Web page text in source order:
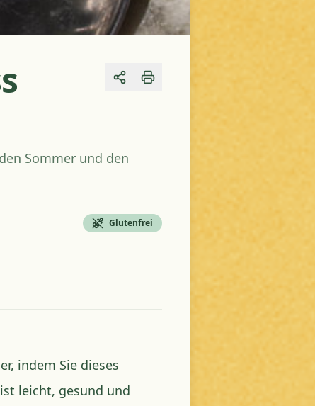
Share
Sommer und den
Glutenfrei
indem Sie dieses
leicht, gesund und